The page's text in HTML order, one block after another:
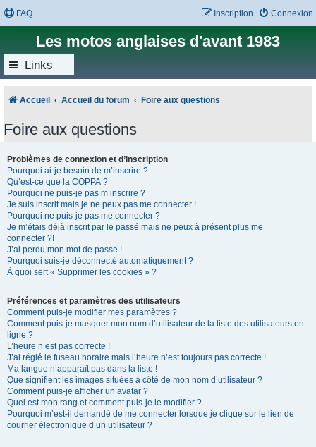
FAQ Connexion
Inscription
Les motos anglaises d'avant 1983
Links
Accueil Accueil du forum Foire aux questions
Foire aux questions
Problèmes de connexion et d’inscription
Pourquoi ai-je besoin de m’inscrire ?
Qu’est-ce que la COPPA ?
Pourquoi ne puis-je pas m’inscrire ?
Je suis inscrit mais je ne peux pas me connecter !
Pourquoi ne puis-je pas me connecter ?
Je m’étais déjà inscrit par le passé mais ne peux à présent plus me
connecter ?!
J’ai perdu mon mot de passe !
Pourquoi suis-je déconnecté automatiquement ?
À quoi sert « Supprimer les cookies » ?
Préférences et paramètres des utilisateurs
Comment puis-je modifier mes paramètres ?
Comment puis-je masquer mon nom d’utilisateur de la liste des utilisateurs en
ligne ?
L’heure n’est pas correcte !
J’ai réglé le fuseau horaire mais l’heure n’est toujours pas correcte !
Ma langue n’apparaît pas dans la liste !
Que signifient les images situées à côté de mon nom d’utilisateur ?
Comment puis-je afficher un avatar ?
Quel est mon rang et comment puis-je le modifier ?
Pourquoi m’est-il demandé de me connecter lorsque je clique sur le lien de
courrier électronique d’un utilisateur ?